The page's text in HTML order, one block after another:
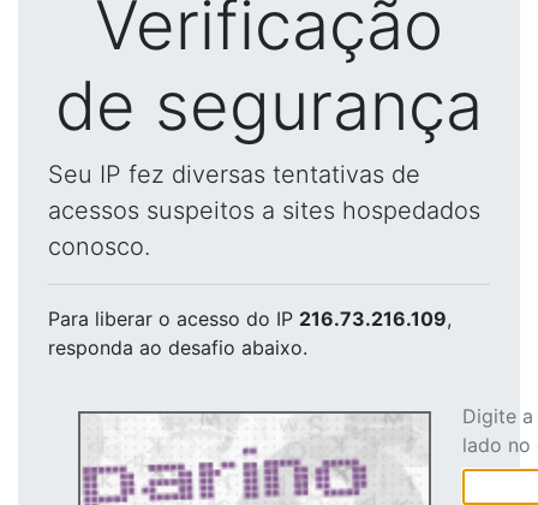
Verificação
de segurança
Seu IP fez diversas tentativas de
acessos suspeitos a sites hospedados
conosco.
Para liberar o acesso do IP 216.73.216.109,
responda ao desafio abaixo.
Digite
lado no